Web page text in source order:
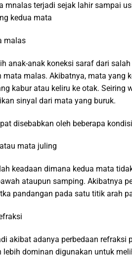
mnalas terjadi sejak lahir sampai
kedua mata
malas
anak-anak koneksi saraf dari
mata malas. Akibatnya, mata yang
kabur atau keliru ke otak. Seiring
sinyal dari mata yang buruk.
disebabkan oleh beberapa
mata juling
keadaan dimana kedua mata
ataupun samping. Akibatnya
pandangan pada satu titik arah
akibat adanya perbedaan
lebih dominan digunakan untuk